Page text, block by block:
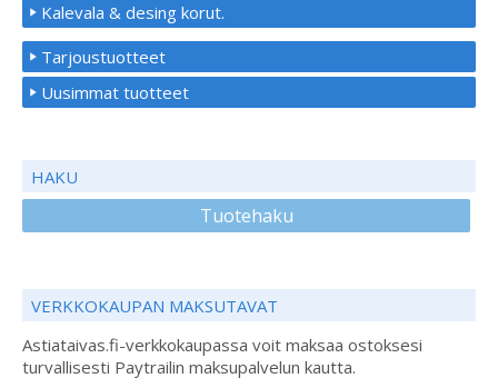
Kalevala & desing korut.
Tarjoustuotteet
Uusimmat tuotteet
HAKU
Tuotehaku
VERKKOKAUPAN MAKSUTAVAT
Astiataivas.fi-verkkokaupassa voit maksaa ostoksesi
turvallisesti Paytrailin maksupalvelun kautta.